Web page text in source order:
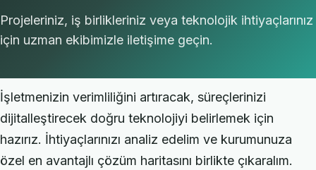
Projeleriniz, iş birlikleriniz veya teknolojik ihtiyaçlarınız
için uzman ekibimizle iletişime geçin.
İşletmenizin verimliliğini artıracak, süreçlerinizi
dijitalleştirecek doğru teknolojiyi belirlemek için
hazırız. İhtiyaçlarınızı analiz edelim ve kurumunuza
özel en avantajlı çözüm haritasını birlikte çıkaralım.